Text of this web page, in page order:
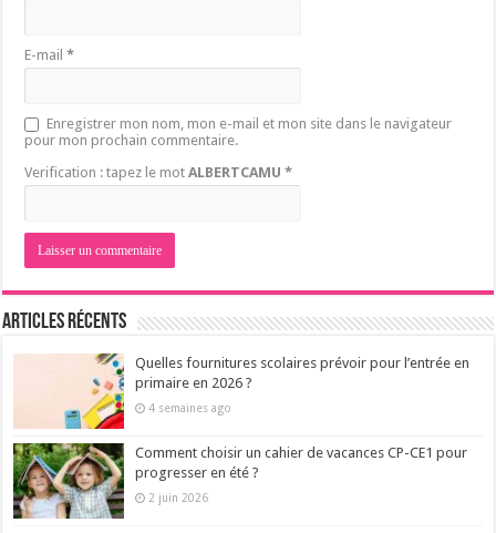
E-mail*
Enregistrer mon nom, mon e-mail et mon site dans le navigateur
pour mon prochain commentaire.
Verification : tapez le motALBERTCAMU *
Articles récents
Quelles fournitures scolaires prévoir pour l’entrée en
primaire en 2026 ?
4 semaines ago
Comment choisir un cahier de vacances CP-CE1 pour
progresser en été ?
2 juin 2026